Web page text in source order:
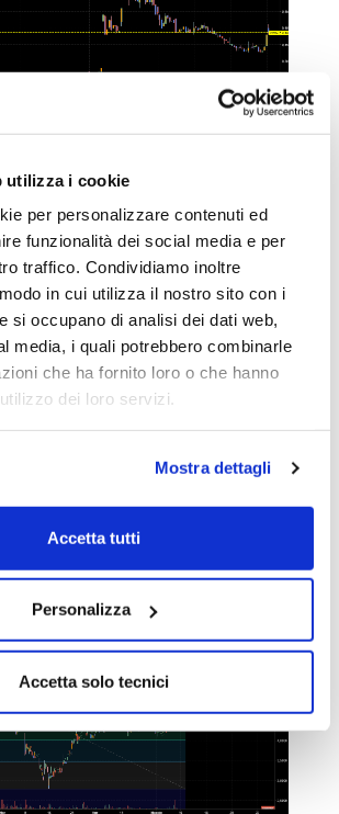
utilizza i cookie
per personalizzare contenuti ed
funzionalità dei social media e per
traffico. Condividiamo inoltre
in cui utilizza il nostro sito con i
si occupano di analisi dei dati web,
media, i quali potrebbero combinarle
che ha fornito loro o che hanno
dei loro servizi.
Mostra dettagli
Accetta tutti
Personalizza
Accetta solo tecnici
area 0.34€ può rappresentare
una eventuale onda
sempre nel breve periodo.
ho parlato anche nel corso del
venerdi 15 maggio,
connessa alle sorti del metallo
sussulto rialzista e
Confinvest si è adeguata a